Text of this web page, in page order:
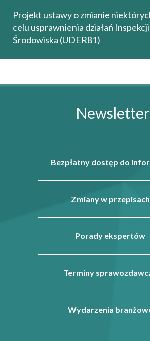
Projekt ustawy o zmianie
celu usprawnienia działań
Środowiska (UDER81)
Newsletter
Bezpłatny dostęp do
Zmiany w przepisach
Porady ekspertów
Terminy
Wydarzenia